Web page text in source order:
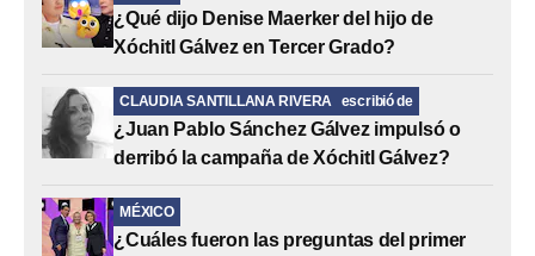
¿Qué dijo Denise Maerker del hijo de
Xóchitl Gálvez en Tercer Grado?
CLAUDIA SANTILLANA RIVERA escribió de
¿Juan Pablo Sánchez Gálvez impulsó o
derribó la campaña de Xóchitl Gálvez?
MÉXICO
¿Cuáles fueron las preguntas del primer